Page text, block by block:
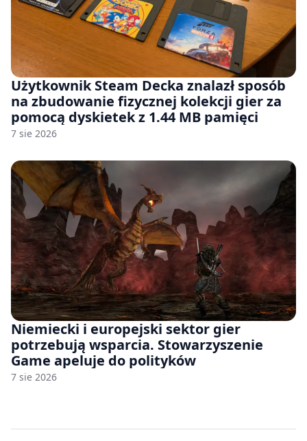
Użytkownik Steam Decka znalazł sposób
na zbudowanie fizycznej kolekcji gier za
pomocą dyskietek z 1.44 MB pamięci
7 sie 2026
Niemiecki i europejski sektor gier
potrzebują wsparcia. Stowarzyszenie
Game apeluje do polityków
7 sie 2026